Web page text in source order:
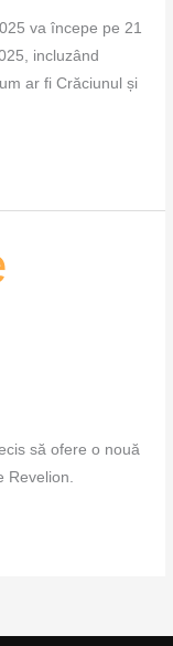
va începe pe 21
incluzând
ar fi Crăciunul și
să ofere o nouă
Revelion.